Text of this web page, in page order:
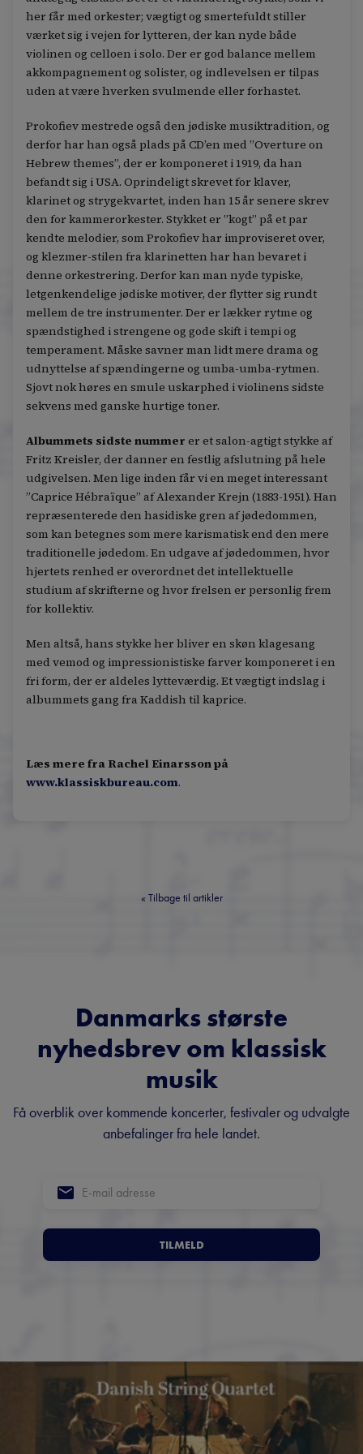
her får med orkester; vægtigt og smertefuldt stiller
værket sig i vejen for lytteren, der kan nyde både
violinen og celloen i solo. Der er god balance mellem
akkompagnement og solister, og indlevelsen er tilpas
uden at være hverken svulmende eller forhastet.
Prokofiev mestrede også den jødiske musiktradition, og
derfor har han også plads på CD’en med ”Overture on
Hebrew themes”, der er komponeret i 1919, da han
befandt sig i USA. Oprindeligt skrevet for klaver,
klarinet og strygekvartet, inden han 15 år senere skrev
den for kammerorkester. Stykket er ”kogt” på et par
kendte melodier, som Prokofiev har improviseret over,
og klezmer-stilen fra klarinetten har han bevaret i
denne orkestrering. Derfor kan man nyde typiske,
letgenkendelige jødiske motiver, der flytter sig rundt
mellem de tre instrumenter. Der er lækker rytme og
spændstighed i strengene og gode skift i tempi og
temperament. Måske savner man lidt mere drama og
udnyttelse af spændingerne og umba-umba-rytmen.
Sjovt nok høres en smule uskarphed i violinens sidste
sekvens med ganske hurtige toner.
Albummets sidste nummer er et salon-agtigt stykke af
Fritz Kreisler, der danner en festlig afslutning på hele
udgivelsen. Men lige inden får vi en meget interessant
”Caprice Hébraïque” af Alexander Krejn (1883-1951). Han
repræsenterede den hasidiske gren af jødedommen,
som kan betegnes som mere karismatisk end den mere
traditionelle jødedom. En udgave af jødedommen, hvor
hjertets renhed er overordnet det intellektuelle
studium af skrifterne og hvor frelsen er personlig frem
for kollektiv.
Men altså, hans stykke her bliver en skøn klagesang
med vemod og impressionistiske farver komponeret i en
fri form, der er aldeles lytteværdig. Et vægtigt indslag i
albummets gang fra Kaddish til kaprice.
Læs mere fra Rachel Einarsson på
www.klassiskbureau.com.
« Tilbage til artikler
Danmarks største
nyhedsbrev om klassisk
musik
Få overblik over kommende koncerter, festivaler og udvalgte
anbefalinger fra hele landet.
TILMELD